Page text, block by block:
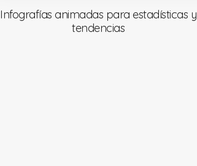
Infografías animadas para estadísticas y
tendencias